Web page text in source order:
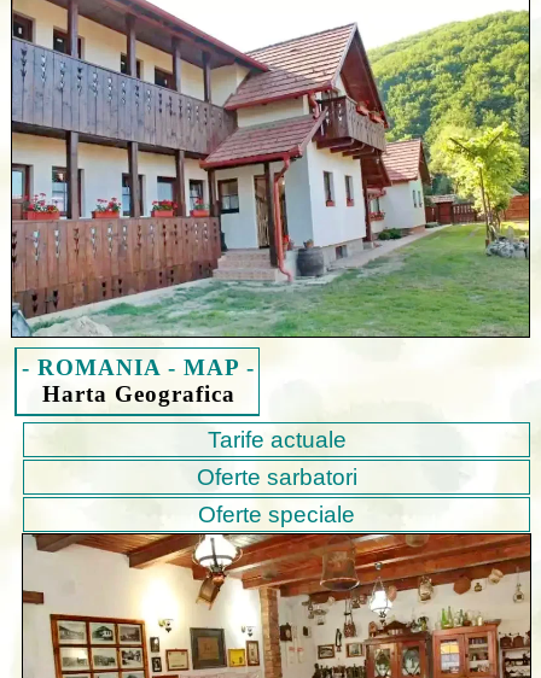
- ROMANIA - MAP -
Harta Geografica
Tarife actuale
Oferte sarbatori
Oferte speciale